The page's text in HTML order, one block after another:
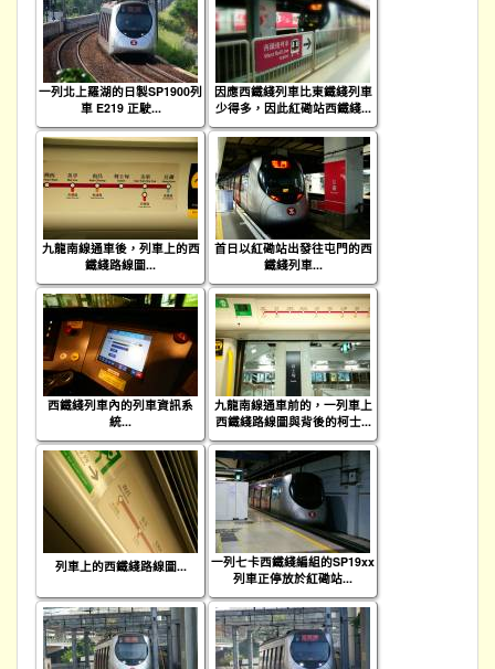
一列北上羅湖的日製SP1900列
車 E219 正駛...
因應西鐵綫列車比東鐵綫列車
少得多，因此紅磡站西鐵綫...
九龍南線通車後，列車上的西
鐵綫路線圖...
首日以紅磡站出發往屯門的西
鐵綫列車...
西鐵綫列車內的列車資訊系
統...
九龍南線通車前的，一列車上
西鐵綫路線圖與背後的柯士...
列車上的西鐵綫路線圖...
一列七卡西鐵綫編組的SP19xx
列車正停放於紅磡站...